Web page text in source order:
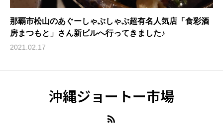
那覇市松山のあぐーしゃぶしゃぶ超有名人気店「食彩酒
房まつもと」さん新ビルへ行ってきました♪
2021.02.17
沖縄ジョートー市場